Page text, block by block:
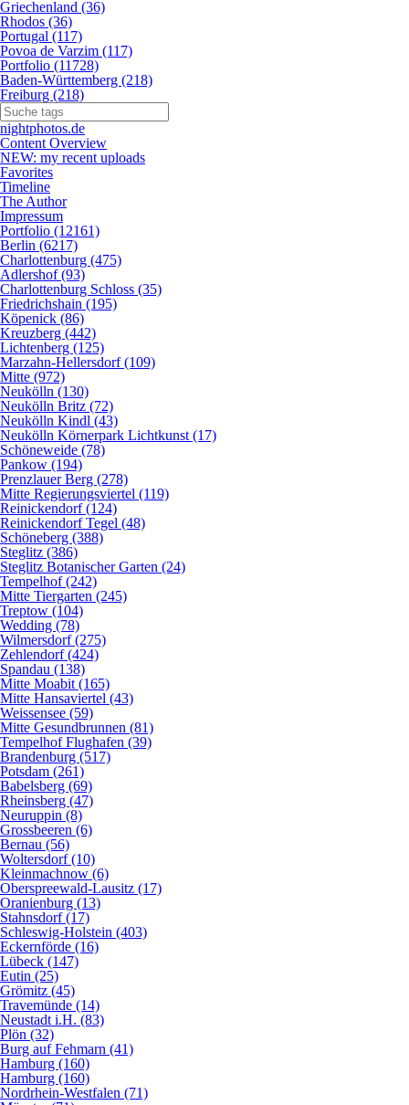
Griechenland (36)
Rhodos (36)
Portugal (117)
Povoa de Varzim (117)
Portfolio (11728)
Baden-Württemberg (218)
Freiburg (218)
nightphotos.de
Content Overview
NEW: my recent uploads
Favorites
Timeline
The Author
Impressum
Portfolio (12161)
Berlin (6217)
Charlottenburg (475)
Adlershof (93)
Charlottenburg Schloss (35)
Friedrichshain (195)
Köpenick (86)
Kreuzberg (442)
Lichtenberg (125)
Marzahn-Hellersdorf (109)
Mitte (972)
Neukölln (130)
Neukölln Britz (72)
Neukölln Kindl (43)
Neukölln Körnerpark Lichtkunst (17)
Schöneweide (78)
Pankow (194)
Prenzlauer Berg (278)
Mitte Regierungsviertel (119)
Reinickendorf (124)
Reinickendorf Tegel (48)
Schöneberg (388)
Steglitz (386)
Steglitz Botanischer Garten (24)
Tempelhof (242)
Mitte Tiergarten (245)
Treptow (104)
Wedding (78)
Wilmersdorf (275)
Zehlendorf (424)
Spandau (138)
Mitte Moabit (165)
Mitte Hansaviertel (43)
Weissensee (59)
Mitte Gesundbrunnen (81)
Tempelhof Flughafen (39)
Brandenburg (517)
Potsdam (261)
Babelsberg (69)
Rheinsberg (47)
Neuruppin (8)
Grossbeeren (6)
Bernau (56)
Woltersdorf (10)
Kleinmachnow (6)
Oberspreewald-Lausitz (17)
Oranienburg (13)
Stahnsdorf (17)
Schleswig-Holstein (403)
Eckernförde (16)
Lübeck (147)
Eutin (25)
Grömitz (45)
Travemünde (14)
Neustadt i.H. (83)
Plön (32)
Burg auf Fehmarn (41)
Hamburg (160)
Hamburg (160)
Nordrhein-Westfalen (71)